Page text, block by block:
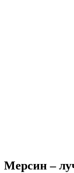
Мерсин –